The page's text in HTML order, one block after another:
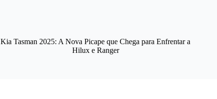
Kia Tasman 2025: A Nova Picape que Chega para Enfrentar a
Hilux e Ranger